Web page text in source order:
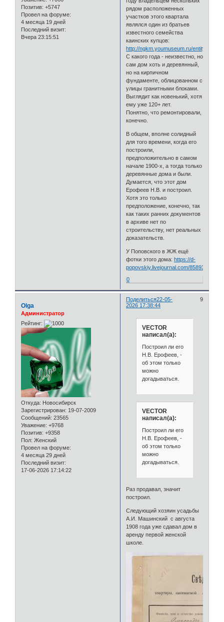
Позитив: +5747
Провел на форуме:
4 месяца 19 дней
Последний визит:
Вчера 23:15:51
рядом расположенных
участков этого квартала
являлся один из братьев
известного семейства
каинских купцов:
http://ngkm.youmuseum.ru/entity/
С какого года - неизвестно, но
сам дом хоть и деревянный,
но на кирпичном
фундаменте, облицованном с
улицы гранитными блоками.
Выглядит как новенький, хотя
ему уже 120+ лет.
Понятно, что ремонтировали,
конечно.
В общем, вполне солидный
для того времени, когда его
построили,
предположительно в самом
начале 1900-х, а тогда только
деревянные дома и были.
Думается, что этот дом
Ерофеев Н.В. и построил.
Хотя это только
предположение, конечно, так
как таких ранних документов
в архиве нет по
строительству, нет реальных
доказательств.
У Поповского в ЖЖ ещё
фотки этого дома:https://d-
popovskiy.livejournal.com/85893.html
0
Поделиться 9
22-05-
2026 17:38:44
Olga
Администратор
Рейтинг:
Откуда: Новосибирск
Зарегистрирован: 19-07-2009
Сообщений: 23565
Уважение: +9768
Позитив: +9358
Пол: Женский
Провел на форуме:
4 месяца 29 дней
Последний визит:
17-06-2026 17:14:22
VECTOR
написал(а):
Построил ли его
Н.В. Ерофеев, -
об этом только
можно
догадываться.
VECTOR
написал(а):
Построил ли его
Н.В. Ерофеев, -
об этом только
можно
догадываться.
Раз продавал, значит
построил.
Следующий хозяин усадьбы
А.И. Машинский с августа
1908 года уже сдавал дом в
аренду первой женской
школе.